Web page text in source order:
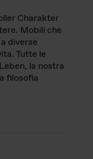
Charakter
Mobili che
diverse
Tutte le
la nostra
filosofia